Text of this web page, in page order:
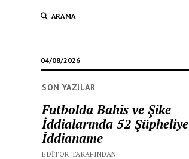
ARAMA
04/08/2026
SON YAZILAR
Futbolda Bahis ve Şike
İddialarında 52 Şüpheliye
İddianame
EDITOR TARAFINDAN